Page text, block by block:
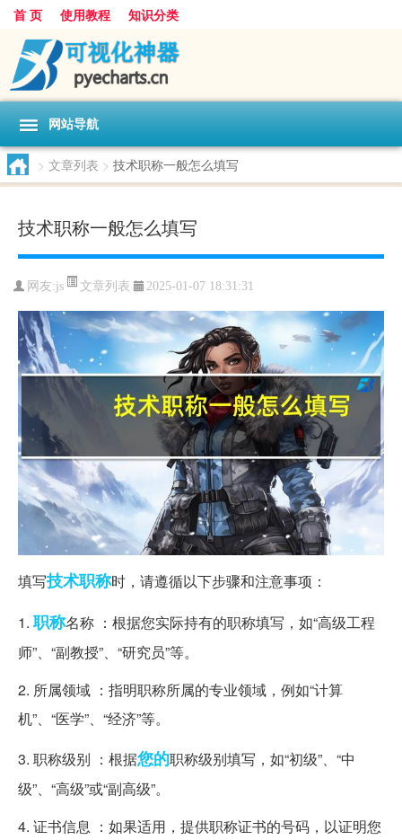
首 页 使用教程 知识分类
网站导航
> 文章列表 > 技术职称一般怎么填写
技术职称一般怎么填写
网友:js 文章列表 2025-01-07 18:31:31
填写技术职称时，请遵循以下步骤和注意事项：
1. 职称名称 ：根据您实际持有的职称填写，如“高级工程
师”、“副教授”、“研究员”等。
2. 所属领域 ：指明职称所属的专业领域，例如“计算
机”、“医学”、“经济”等。
3. 职称级别 ：根据您的职称级别填写，如“初级”、“中
级”、“高级”或“副高级”。
4. 证书信息 ：如果适用，提供职称证书的号码，以证明您